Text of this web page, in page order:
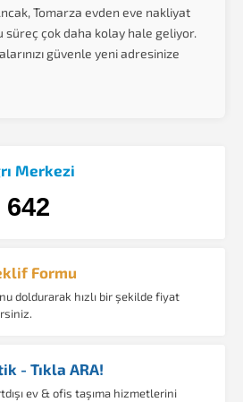
Tomarza evden eve nakliyat
süreç çok daha kolay hale geliyor.
güvenle yeni adresinize
Merkezi
642
Formu
doldurarak hızlı bir şekilde fiyat
- Tıkla ARA!
ev & ofis taşıma hizmetlerini